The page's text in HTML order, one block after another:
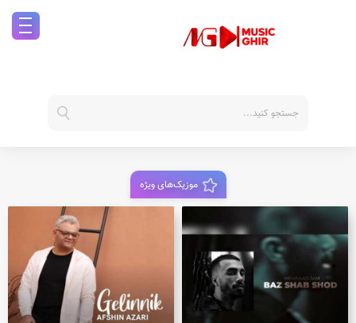
موزیک‌های ویژه